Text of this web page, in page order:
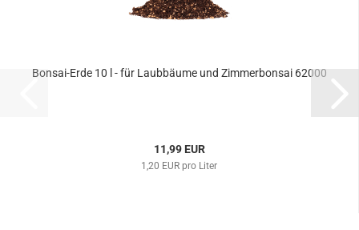
Bonsai-Erde 10 l - für Laubbäume und Zimmerbonsai 62000
11,99 EUR
1,20 EUR pro Liter